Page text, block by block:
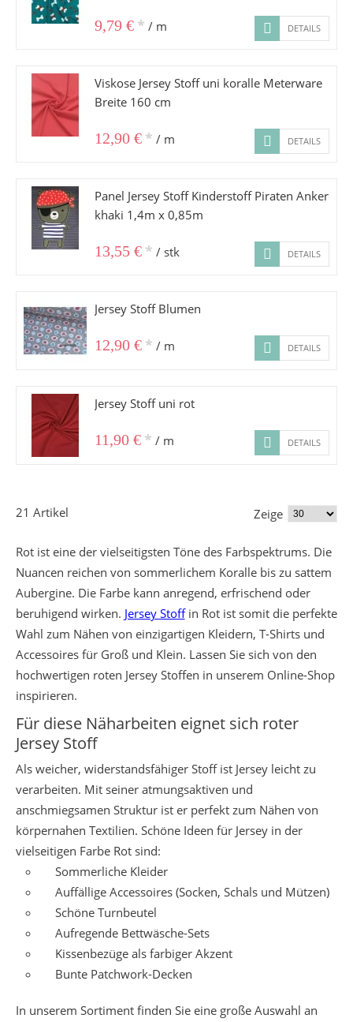
9,79 € * / m DETAILS
Viskose Jersey Stoff uni koralle Meterware
Breite 160 cm
12,90 € * / m DETAILS
Panel Jersey Stoff Kinderstoff Piraten Anker
khaki 1,4m x 0,85m
13,55 € * / stk DETAILS
Jersey Stoff Blumen
12,90 € * / m DETAILS
Jersey Stoff uni rot
11,90 € * / m DETAILS
21 Artikel Zeige
Rot ist eine der vielseitigsten Töne des Farbspektrums. Die
Nuancen reichen von sommerlichem Koralle bis zu sattem
Aubergine. Die Farbe kann anregend, erfrischend oder
beruhigend wirken. Jersey Stoffin Rot ist somit die perfekte
Wahl zum Nähen von einzigartigen Kleidern, T-Shirts und
Accessoires für Groß und Klein. Lassen Sie sich von den
hochwertigen roten Jersey Stoffen in unserem Online-Shop
inspirieren.
Für diese Näharbeiten eignet sich roter
Jersey Stoff
Als weicher, widerstandsfähiger Stoff ist Jersey leicht zu
verarbeiten. Mit seiner atmungsaktiven und
anschmiegsamen Struktur ist er perfekt zum Nähen von
körpernahen Textilien. Schöne Ideen für Jersey in der
vielseitigen Farbe Rot sind:
Sommerliche Kleider
Auffällige Accessoires (Socken, Schals und Mützen)
Schöne Turnbeutel
Aufregende Bettwäsche-Sets
Kissenbezüge als farbiger Akzent
Bunte Patchwork-Decken
In unserem Sortiment finden Sie eine große Auswahl an